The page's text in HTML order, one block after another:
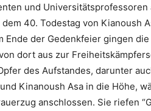
und Universitätsprofessoren
40. Todestag von Kianoush
Ende der Gedenkfeier gingen
dort aus zur
des Aufstandes, darunter
Kinanoush Asa in die Höhe,
anschlossen. Sie riefen